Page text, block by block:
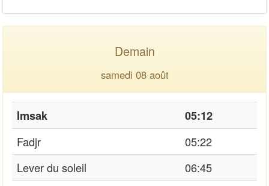
Demain
samedi 08 août
Imsak
05:12
Fadjr
05:22
Lever du soleil
06:45